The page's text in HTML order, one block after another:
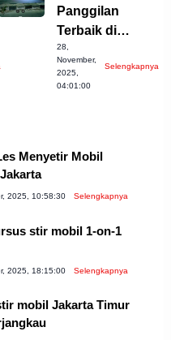
Panggilan
Terbaik di
Kabupaten
Semarang, Cek
Sekarang!
28,
November,
2025,
04:01:00
Selengkapnya
Menyetir Mobil
2025, 10:58:30 Selengkapnya
stir mobil 1-on-1
2025, 18:15:00 Selengkapnya
mobil Jakarta Timur